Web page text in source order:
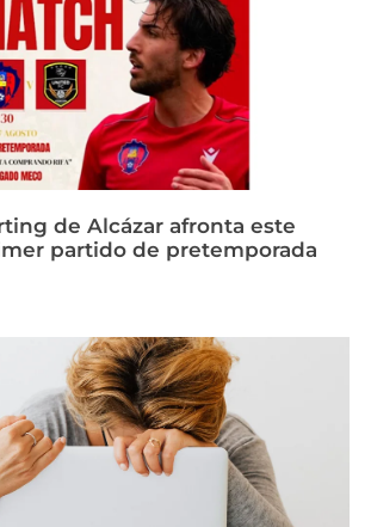
de Alcázar afronta este
partido de pretemporada